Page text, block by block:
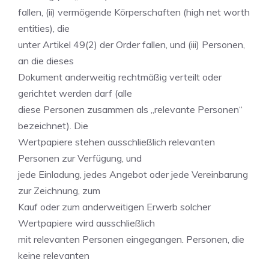
fallen, (ii) vermögende Körperschaften (high net worth
entities), die
unter Artikel 49(2) der Order fallen, und (iii) Personen,
an die dieses
Dokument anderweitig rechtmäßig verteilt oder
gerichtet werden darf (alle
diese Personen zusammen als „relevante Personen“
bezeichnet). Die
Wertpapiere stehen ausschließlich relevanten
Personen zur Verfügung, und
jede Einladung, jedes Angebot oder jede Vereinbarung
zur Zeichnung, zum
Kauf oder zum anderweitigen Erwerb solcher
Wertpapiere wird ausschließlich
mit relevanten Personen eingegangen. Personen, die
keine relevanten